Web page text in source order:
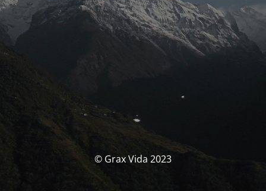
© Grax Vida 2023